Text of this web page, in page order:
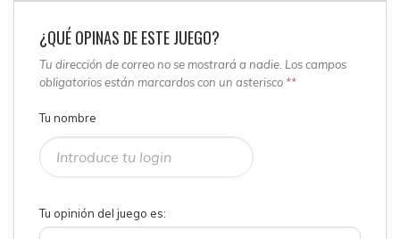
¿QUÉ OPINAS DE ESTE JUEGO?
Tu dirección de correo no se mostrará a nadie. Los campos
obligatorios están marcardos con un asterisco **
Tu nombre
Tu opinión del juego es: